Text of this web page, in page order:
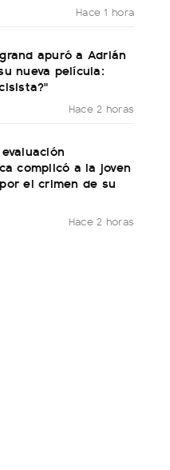
Hace 1 hora
apuró a Adrián
nueva película:
Hace 2 horas
complicó a la joven
el crimen de su
Hace 2 horas